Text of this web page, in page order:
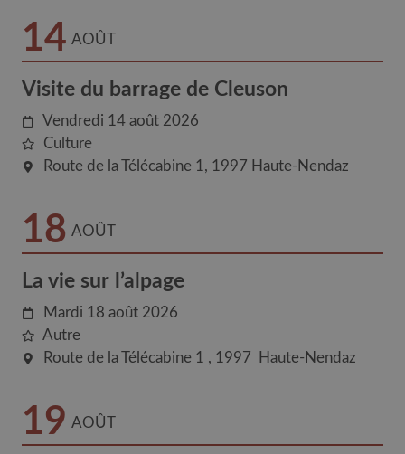
14 AOÛT
Visite du barrage de Cleuson
Vendredi 14 août 2026
Culture
Route de la Télécabine 1
1997 Haute-Nendaz
18 AOÛT
La vie sur l’alpage
Mardi 18 août 2026
Autre
Route de la Télécabine 1
1997 Haute-Nendaz
19 AOÛT